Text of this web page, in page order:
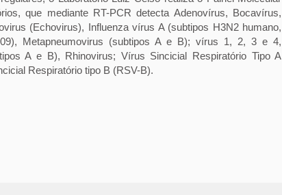
que mediante RT-PCR detecta Adenovírus, Bocavírus,
(Echovirus), Influenza vírus A (subtipos H3N2 humano,
Metapneumovirus (subtipos A e B); vírus 1, 2, 3 e 4,
A e B), Rhinovirus; Vírus Sincicial Respiratório Tipo A
Respiratório tipo B (RSV-B).